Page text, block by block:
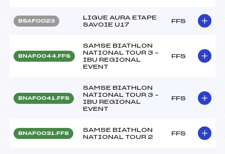
BSAF0023
LIGUE AURA ETAPE
SAVOIE U17
FFS
BNAF0044.FFS
SAMSE BIATHLON
NATIONAL TOUR 3 –
IBU REGIONAL
EVENT
FFS
BNAF0041.FFS
SAMSE BIATHLON
NATIONAL TOUR 3 –
IBU REGIONAL
EVENT
FFS
BNAF0031.FFS
SAMSE BIATHLON
NATIONAL TOUR 2
FFS